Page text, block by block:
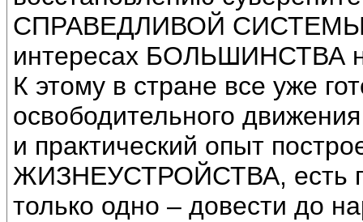
СПРАВЕДЛИВОЙ
интересах БОЛЬШИНСТВА
К этому в стране все уже
освободительного
и практический опыт
ЖИЗНЕУСТРОЙСТВА, есть
только одно – довести до